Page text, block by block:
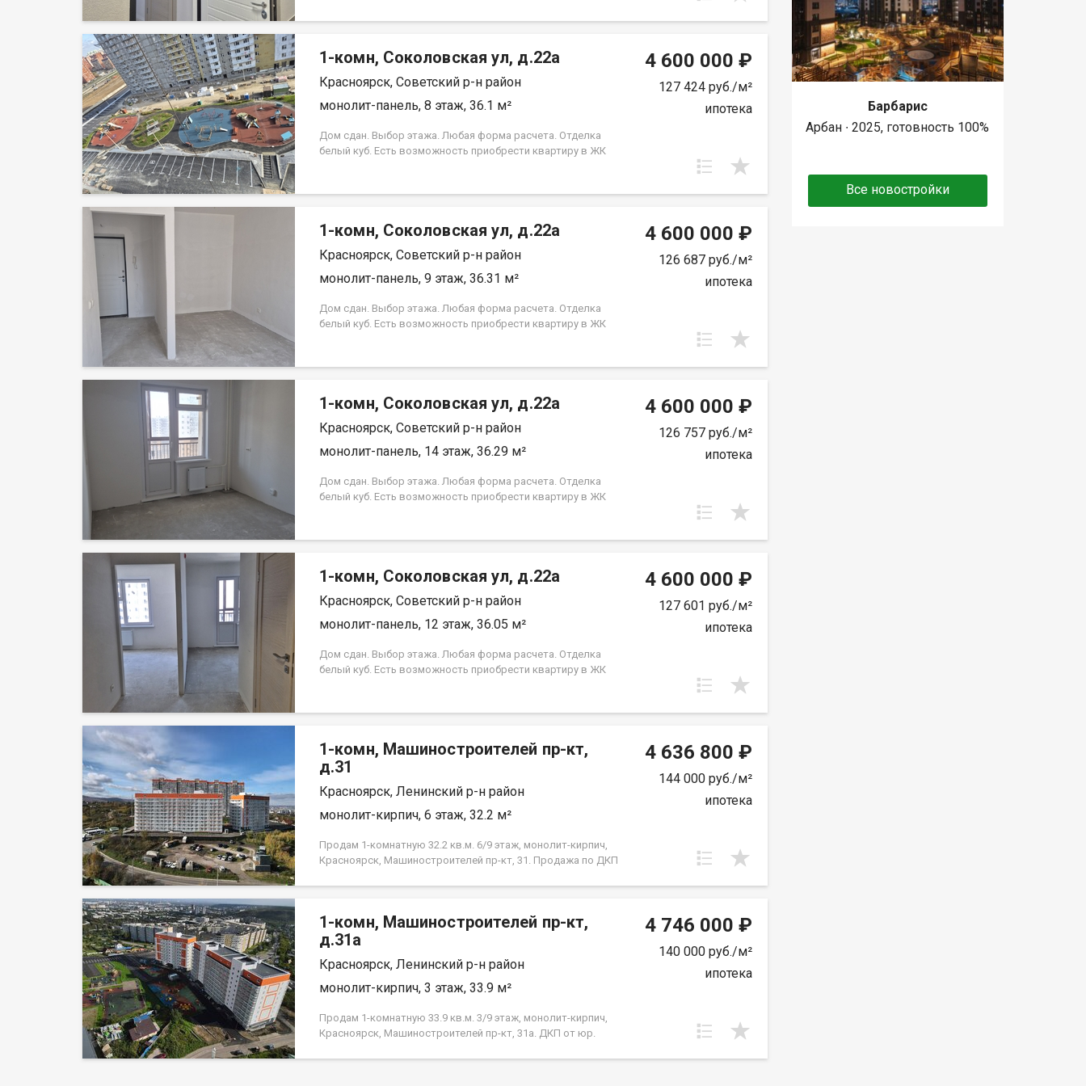
кредита. Под базовую ипотеку сбербанк со ставкой 13.9 %
1-комн, Соколовская ул, д.22а
Красноярск, Советский р-н район
монолит-панель, 8 этаж, 36.1 м²
Дом сдан. Выбор этажа. Любая форма расчета. Отделка
белый куб. Есть возможность приобрести квартиру в ЖК
кредита. Под базовую ипотеку сбербанк со ставкой 13.9 %
4 600 000 ₽
127 424 руб./м²
ипотека
1-комн, Соколовская ул, д.22а
Красноярск, Советский р-н район
монолит-панель, 9 этаж, 36.31 м²
Дом сдан. Выбор этажа. Любая форма расчета. Отделка
белый куб. Есть возможность приобрести квартиру в ЖК
кредита. Под базовую ипотеку сбербанк со ставкой 13.9 %
4 600 000 ₽
126 687 руб./м²
ипотека
1-комн, Соколовская ул, д.22а
Красноярск, Советский р-н район
монолит-панель, 14 этаж, 36.29 м²
Дом сдан. Выбор этажа. Любая форма расчета. Отделка
белый куб. Есть возможность приобрести квартиру в ЖК
кредита. Под базовую ипотеку сбербанк со ставкой 13.9 %
4 600 000 ₽
126 757 руб./м²
ипотека
1-комн, Соколовская ул, д.22а
Красноярск, Советский р-н район
монолит-панель, 12 этаж, 36.05 м²
Дом сдан. Выбор этажа. Любая форма расчета. Отделка
белый куб. Есть возможность приобрести квартиру в ЖК
кредита. Под базовую ипотеку сбербанк со ставкой 13.9 %
4 600 000 ₽
127 601 руб./м²
ипотека
1-комн, Машиностроителей пр-кт,
д.31
Красноярск, Ленинский р-н район
монолит-кирпич, 6 этаж, 32.2 м²
Продам 1-комнатную 32.2 кв.м. 6/9 этаж, монолит-кирпич,
Красноярск, Машиностроителей пр-кт, 31. Продажа по ДКП
4 636 800 ₽
144 000 руб./м²
ипотека
1-комн, Машиностроителей пр-кт,
д.31а
Красноярск, Ленинский р-н район
монолит-кирпич, 3 этаж, 33.9 м²
Продам 1-комнатную 33.9 кв.м. 3/9 этаж, монолит-кирпич,
Красноярск, Машиностроителей пр-кт, 31а. ДКП от юр.
4 746 000 ₽
140 000 руб./м²
ипотека
Барбарис
Арбан ∙ 2025, готовность 100%
Все новостройки